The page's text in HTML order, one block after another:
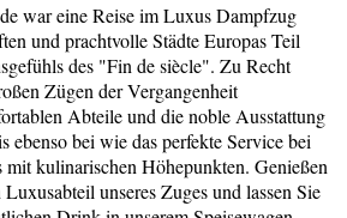
war eine Reise im Luxus Dampfzug
und prachtvolle Städte Europas Teil
des "Fin de siècle". Zu Recht
Zügen der Vergangenheit
Abteile und die noble Ausstattung
ebenso bei wie das perfekte Service bei
kulinarischen Höhepunkten. Genießen
unseres Zuges und lassen Sie